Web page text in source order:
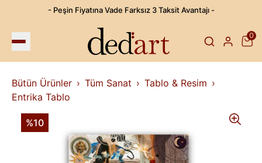
- Peşin Fiyatına Vade Farksız 3 Taksit Avantajı -
0
Bütün Ürünler Tüm Sanat
Tablo & Resim
Entrika Tablo
%10